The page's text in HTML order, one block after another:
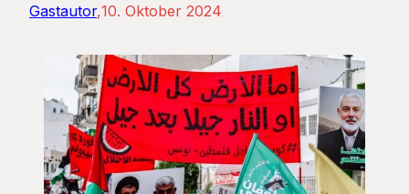
Gastautor 10. Oktober 2024